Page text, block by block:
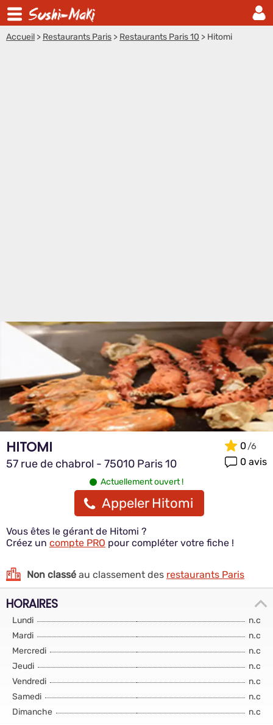
Accueil > Restaurants Paris > Restaurants Paris 10 > Hitomi
HITOMI
57 rue de chabrol - 75010 Paris 10
0
0 avis
Actuellement ouvert !
Appeler Hitomi
Vous êtes le gérant de Hitomi ?
Créez un compte PRO pour compléter votre fiche !
Non classé au classement des restaurants Paris
HORAIRES
Lundi
n.c
Mardi
n.c
Mercredi
n.c
Jeudi
n.c
Vendredi
n.c
Samedi
n.c
Dimanche
n.c